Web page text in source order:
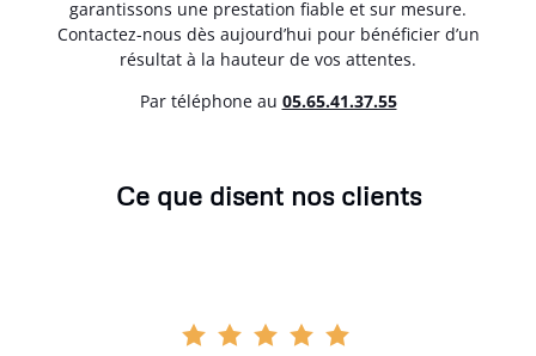
garantissons une prestation fiable et sur mesure.
Contactez-nous dès aujourd’hui pour bénéficier d’un
résultat à la hauteur de vos attentes.
Par téléphone au 05.65.41.37.55
Ce que disent nos clients